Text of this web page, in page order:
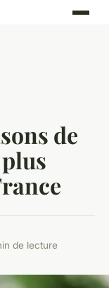
de
de lecture